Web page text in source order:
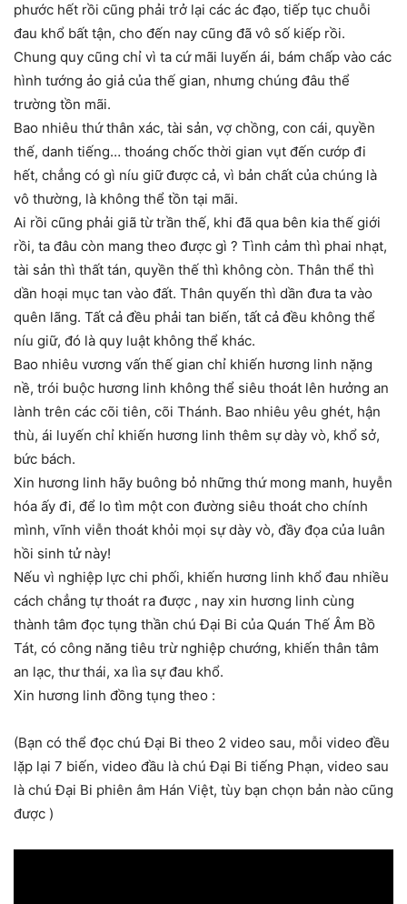
phước hết rồi cũng phải trở lại các ác đạo, tiếp tục chuỗi
đau khổ bất tận, cho đến nay cũng đã vô số kiếp rồi.
Chung quy cũng chỉ vì ta cứ mãi luyến ái, bám chấp vào các
hình tướng ảo giả của thế gian, nhưng chúng đâu thể
trường tồn mãi.
Bao nhiêu thứ thân xác, tài sản, vợ chồng, con cái, quyền
thế, danh tiếng… thoáng chốc thời gian vụt đến cướp đi
hết, chẳng có gì níu giữ được cả, vì bản chất của chúng là
vô thường, là không thể tồn tại mãi.
Ai rồi cũng phải giã từ trần thế, khi đã qua bên kia thế giới
rồi, ta đâu còn mang theo được gì ? Tình cảm thì phai nhạt,
tài sản thì thất tán, quyền thế thì không còn. Thân thể thì
dần hoại mục tan vào đất. Thân quyến thì dần đưa ta vào
quên lãng. Tất cả đều phải tan biến, tất cả đều không thể
níu giữ, đó là quy luật không thể khác.
Bao nhiêu vương vấn thế gian chỉ khiến hương linh nặng
nề, trói buộc hương linh không thể siêu thoát lên hưởng an
lành trên các cõi tiên, cõi Thánh. Bao nhiêu yêu ghét, hận
thù, ái luyến chỉ khiến hương linh thêm sự dày vò, khổ sở,
bức bách.
Xin hương linh hãy buông bỏ những thứ mong manh, huyễn
hóa ấy đi, để lo tìm một con đường siêu thoát cho chính
mình, vĩnh viễn thoát khỏi mọi sự dày vò, đầy đọa của luân
hồi sinh tử này!
Nếu vì nghiệp lực chi phối, khiến hương linh khổ đau nhiều
cách chẳng tự thoát ra được , nay xin hương linh cùng
thành tâm đọc tụng thần chú Đại Bi của Quán Thế Âm Bồ
Tát, có công năng tiêu trừ nghiệp chướng, khiến thân tâm
an lạc, thư thái, xa lìa sự đau khổ.
Xin hương linh đồng tụng theo :
(Bạn có thể đọc chú Đại Bi theo 2 video sau, mỗi video đều
lặp lại 7 biến, video đầu là chú Đại Bi tiếng Phạn, video sau
là chú Đại Bi phiên âm Hán Việt, tùy bạn chọn bản nào cũng
được )